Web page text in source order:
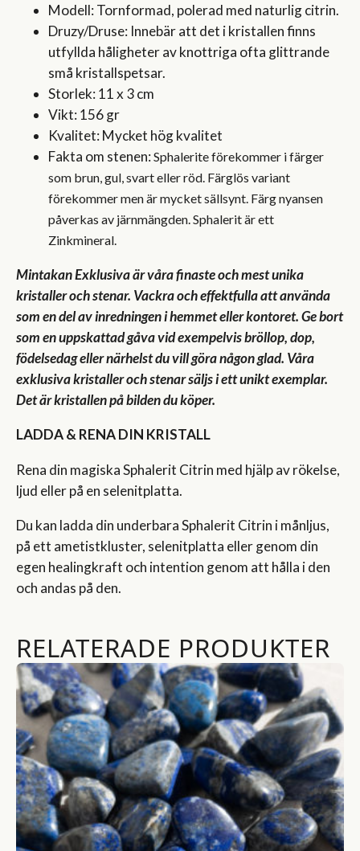
Modell: Tornformad, polerad med naturlig citrin.
Druzy/Druse: Innebär att det i kristallen finns
utfyllda håligheter av knottriga ofta glittrande
små kristallspetsar.
Storlek: 11 x 3 cm
Vikt: 156 gr
Kvalitet: Mycket hög kvalitet
Fakta om stenen:Sphalerite förekommer i färger
som brun, gul, svart eller röd. Färglös variant
förekommer men är mycket sällsynt. Färg nyansen
påverkas av järnmängden. Sphalerit är ett
Zinkmineral.
Mintakan Exklusiva är våra finaste och mest unika
kristaller och stenar. Vackra och effektfulla att använda
som en del av inredningen i hemmet eller kontoret. Ge bort
som en uppskattad gåva vid exempelvis bröllop, dop,
födelsedag eller närhelst du vill göra någon glad. Våra
exklusiva kristaller och stenar säljs i ett unikt exemplar.
Det är kristallen på bilden du köper.
LADDA & RENA DIN KRISTALL
Rena din magiska Sphalerit Citrin med hjälp av rökelse,
ljud eller på en selenitplatta.
Du kan ladda din underbara Sphalerit Citrin i månljus,
på ett ametistkluster, selenitplatta eller genom din
egen healingkraft och intention genom att hålla i den
och andas på den.
RELATERADE PRODUKTER